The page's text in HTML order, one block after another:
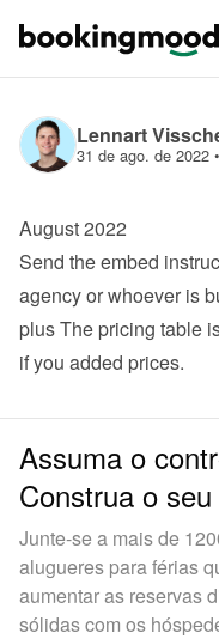
Lennart
31 de ago. de 2022 •
August 2022
Send the embed
agency or whoever is
plus The pricing table
if you added prices.
Assuma o
Construa o
Junte-se a mais de
alugueres para férias
aumentar as reservas
sólidas com os